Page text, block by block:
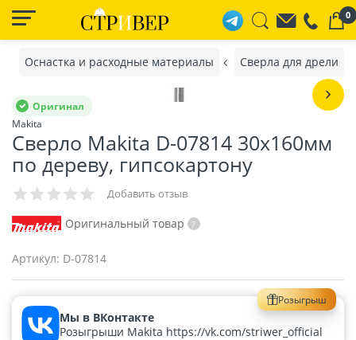
0
Оснастка и расходные материалы Сверла для дрели
Оригинал
Makita
Сверло Makita D-07814 30х160мм
по дереву, гипсокартону
Добавить отзыв
Оригинальный товар
Артикул: D-07814
Розыгрыш
Мы в ВКонтакте
Розыгрыши Makita https://vk.com/striwer_official